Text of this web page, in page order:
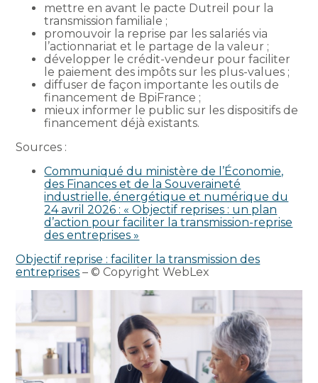
mettre en avant le pacte Dutreil pour la
transmission familiale ;
promouvoir la reprise par les salariés via
l’actionnariat et le partage de la valeur ;
développer le crédit-vendeur pour faciliter
le paiement des impôts sur les plus-values ;
diffuser de façon importante les outils de
financement de BpiFrance ;
mieux informer le public sur les dispositifs de
financement déjà existants.
Sources :
Communiqué du ministère de l’Économie,
des Finances et de la Souveraineté
industrielle, énergétique et numérique du
24 avril 2026 : « Objectif reprises : un plan
d’action pour faciliter la transmission-reprise
des entreprises »
Objectif reprise : faciliter la transmission des
entreprises – © Copyright WebLex